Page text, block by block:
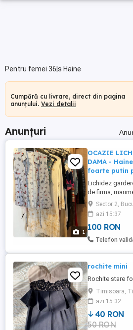
Pentru femei 36|s Haine
Cumpără cu livrare, direct din pagina
anunțului. Vezi detalii
Anunțuri
1
OCAZIE
DAMA -
foarte putin
Lichidez
de firma,
putin purtate.
bluze, camasi,
Potrivite pentru
elegante.
Steilmann, si
Sector 2,
azi 15:37
100 RON
Telefon
rochite mini
Rochite stare
Timisoara,
azi 15:32
40 RON
50 RON